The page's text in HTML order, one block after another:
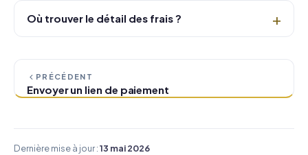
Où trouver le détail des frais ?
PRÉCÉDENT
Envoyer un lien de paiement
Dernière mise à jour :13 mai 2026